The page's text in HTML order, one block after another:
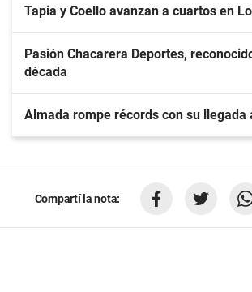
Tapia y Coello avanzan a cuartos en
Pasión Chacarera Deportes,
década
Almada rompe récords con su llegada
Compartí la nota: